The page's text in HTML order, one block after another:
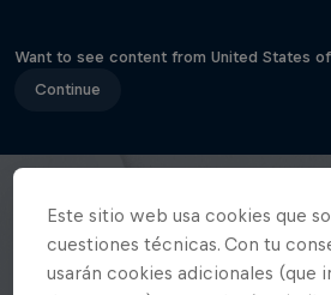
Want to see content from United States
Continue
Este sitio web usa cookies que
cuestiones técnicas. Con tu
usarán cookies adicionales (que